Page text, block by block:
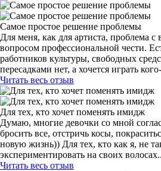
Самое простое решение проблемы
Для меня, как для артиста, проблема с
вопросом профессиональной чести.
работников культуры, свободных
пересадками нет, а хочется играть
Читать весь отзыв
Для тех, кто хочет поменять имидж
Думаю, многие девочки со мной
бросить все, отстричь косы,
новую жизнь)) Для тех, кто как я, не
экспериментировать на своих
Читать весь отзыв